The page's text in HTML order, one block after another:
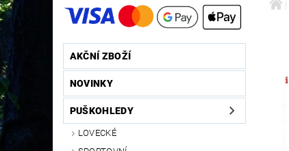
RECYKLACE ELEKTROODPADU A BATERIÍ
AKČNÍ ZBOŽÍ
NOVINKY
PUŠKOHLEDY
LOVECKÉ